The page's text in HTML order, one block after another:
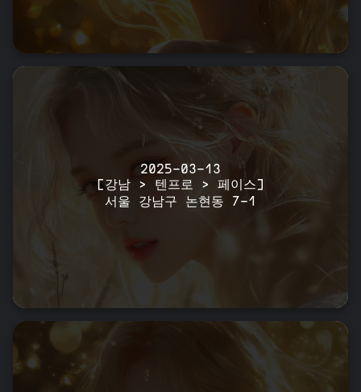
2025-03-13
[강남 > 텐프로 > 페이스]
서울 강남구 논현동 7-1